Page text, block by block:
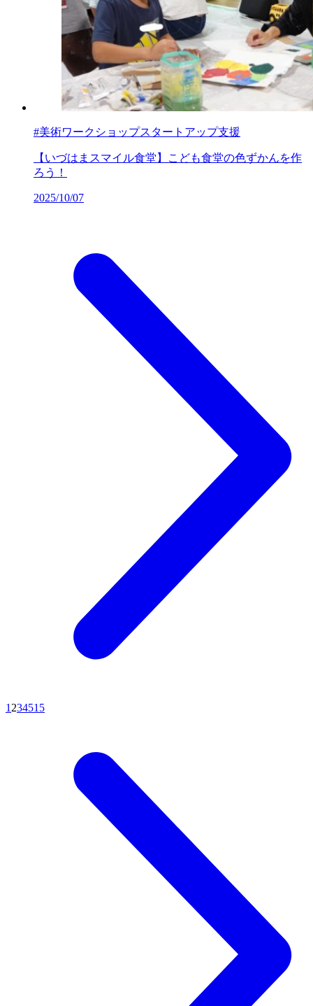
#美術ワークショップスタートアップ支援
【いづはまスマイル食堂】こども食堂の色ずかんを作
ろう！
2025/10/07
1 234515